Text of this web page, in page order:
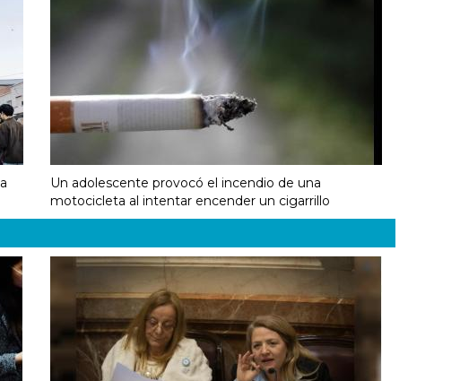
Un adolescente provocó el incendio de una
motocicleta al intentar encender un cigarrillo